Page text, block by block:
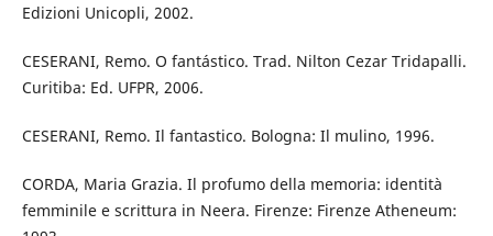
Edizioni Unicopli, 2002.
CESERANI, Remo. O fantástico. Trad. Nilton Cezar Tridapalli.
Curitiba: Ed. UFPR, 2006.
CESERANI, Remo. Il fantastico. Bologna: Il mulino, 1996.
CORDA, Maria Grazia. Il profumo della memoria: identità
femminile e scrittura in Neera. Firenze: Firenze Atheneum: